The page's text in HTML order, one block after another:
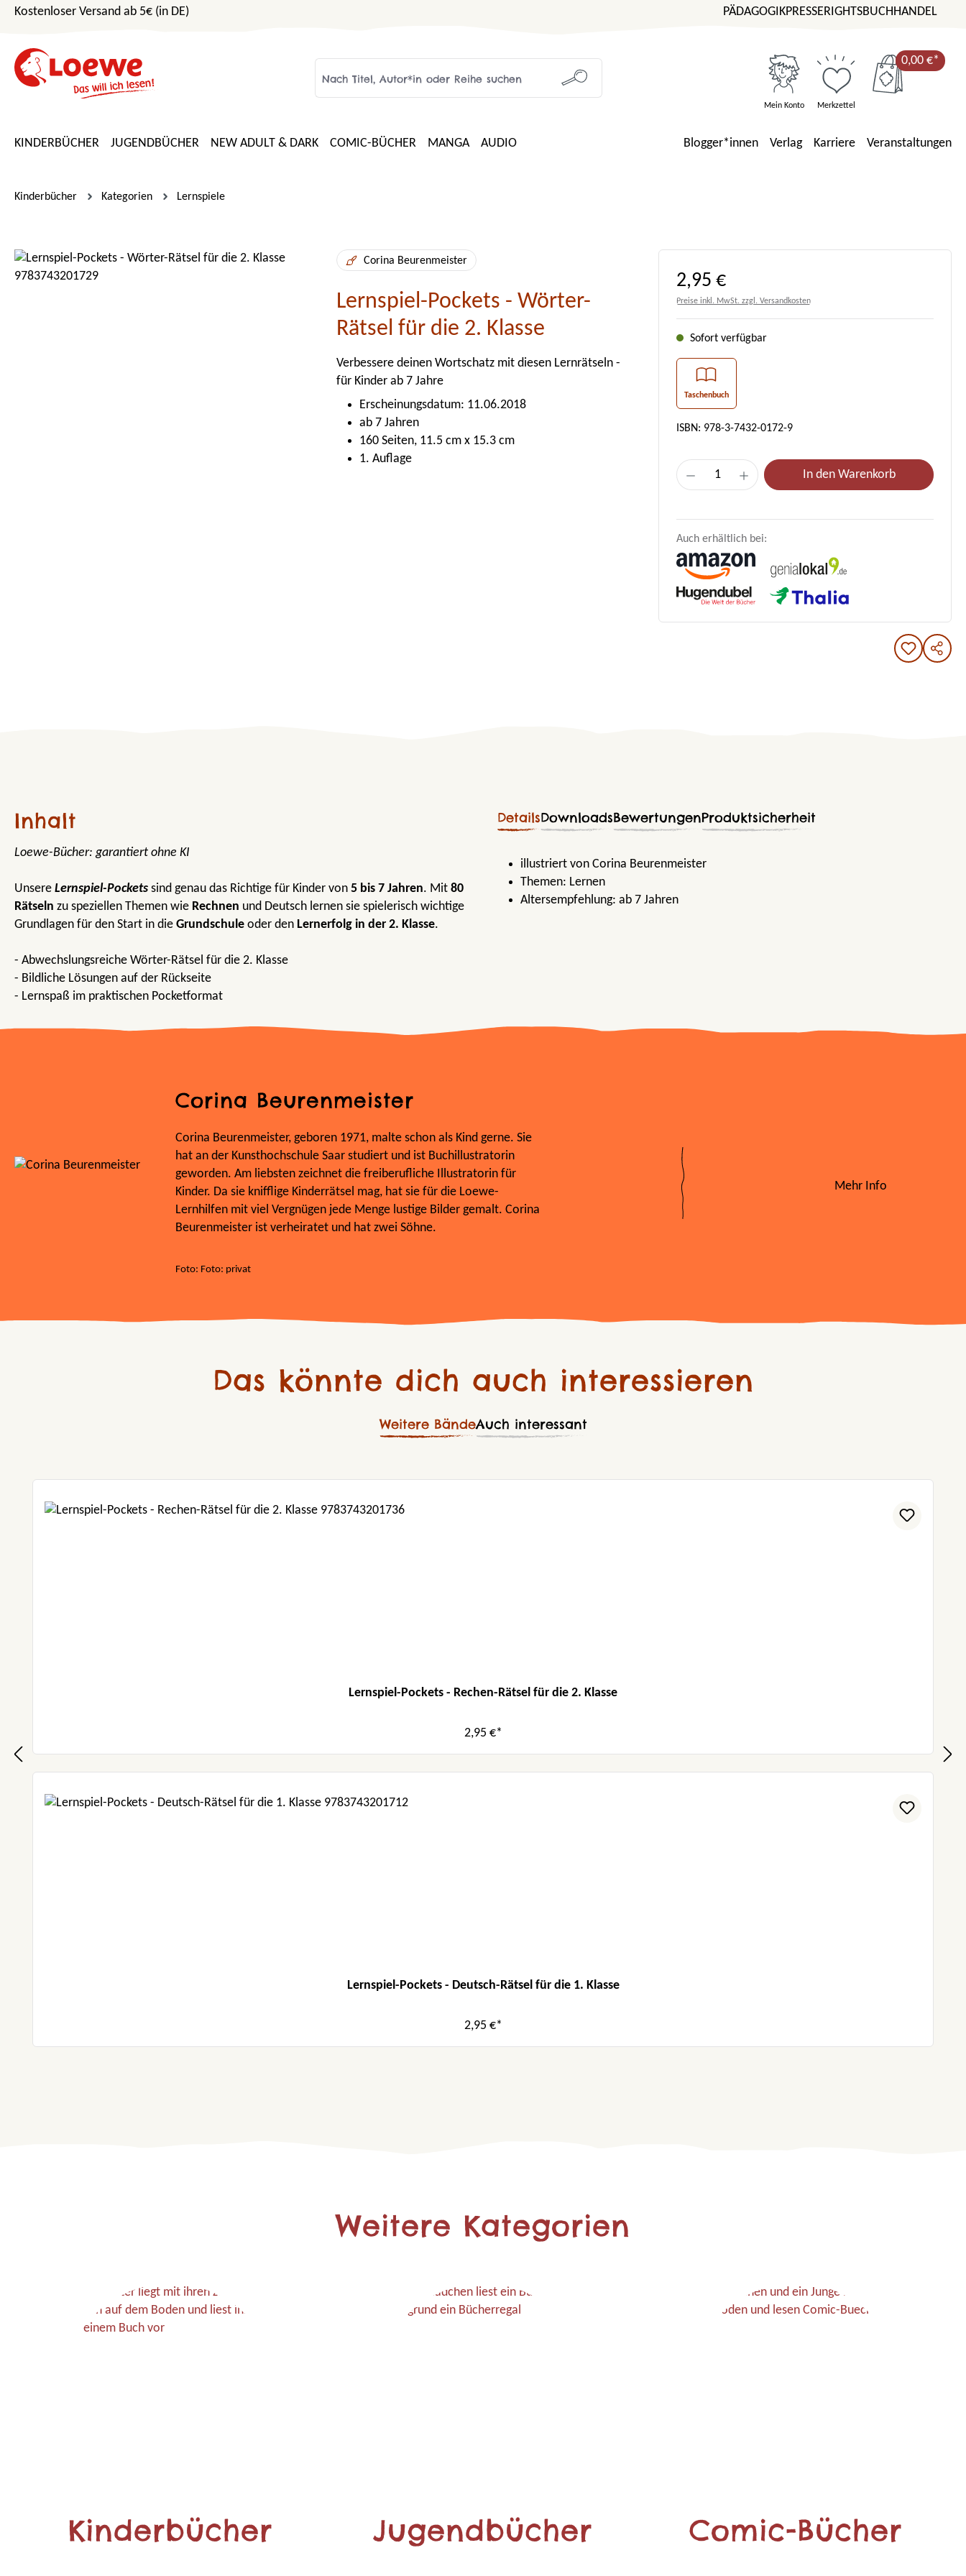
Hauptinhalt springen
Zur Suche springen
Zur Hauptnavigation springen
Kostenloser Versand ab 5€ (in DE) PÄDAGOGIKPRESSERIGHTSBUCHHANDEL
Mein Konto Merkzettel
0,00 €*
KINDERBÜCHER JUGENDBÜCHER NEW ADULT & DARK COMIC-BÜCHER MANGA AUDIO Blogger*innen Verlag Karriere Veranstaltungen
Kinderbücher Kategorien Lernspiele
Bildergalerie überspringen Corina Beurenmeister
Lernspiel-Pockets - Wörter-
Rätsel für die 2. Klasse
Verbessere deinen Wortschatz mit diesen Lernrätseln -
für Kinder ab 7 Jahre
Erscheinungsdatum: 11.06.2018
ab 7 Jahren
160 Seiten, 11.5 cm x 15.3 cm
1. Auflage
Regulärer Preis:
2,95 €
Preise inkl. MwSt. zzgl. Versandkosten
Sofort verfügbar
Taschenbuch
ISBN: 978-3-7432-0172-9
Produkt Anzahl: Gib den gewünschten
In den Warenkorb
Auch erhältlich bei:
Inhalt
Loewe-Bücher: garantiert ohne KI
Unsere Lernspiel-Pockets sind genau das Richtige für Kinder von 5 bis 7 Jahren. Mit 80
Rätseln zu speziellen Themen wie Rechnen und Deutsch lernen sie spielerisch wichtige
Grundlagen für den Start in die Grundschule oder den Lernerfolg in der 2. Klasse.
- Abwechslungsreiche Wörter-Rätsel für die 2. Klasse
- Bildliche Lösungen auf der Rückseite
- Lernspaß im praktischen Pocketformat
DetailsDownloadsBewertungenProduktsicherheit
illustriert von Corina Beurenmeister
Themen: Lernen
Altersempfehlung: ab 7 Jahren
Corina Beurenmeister
Corina Beurenmeister, geboren 1971, malte schon als Kind gerne. Sie
hat an der Kunsthochschule Saar studiert und ist Buchillustratorin
geworden. Am liebsten zeichnet die freiberufliche Illustratorin für
Kinder. Da sie knifflige Kinderrätsel mag, hat sie für die Loewe-
Lernhilfen mit viel Vergnügen jede Menge lustige Bilder gemalt. Corina
Beurenmeister ist verheiratet und hat zwei Söhne.
Foto: Foto: privat
Mehr Info
Das könnte dich auch interessieren
Weitere BändeAuch interessant
Lernspiel-Pockets - Rechen-Rätsel für die 2. Klasse
2,95 €*
Lernspiel-Pockets - Deutsch-Rätsel für die 1. Klasse
2,95 €*
Weitere Kategorien
Kinderbücher Jugendbücher Comic-Bücher